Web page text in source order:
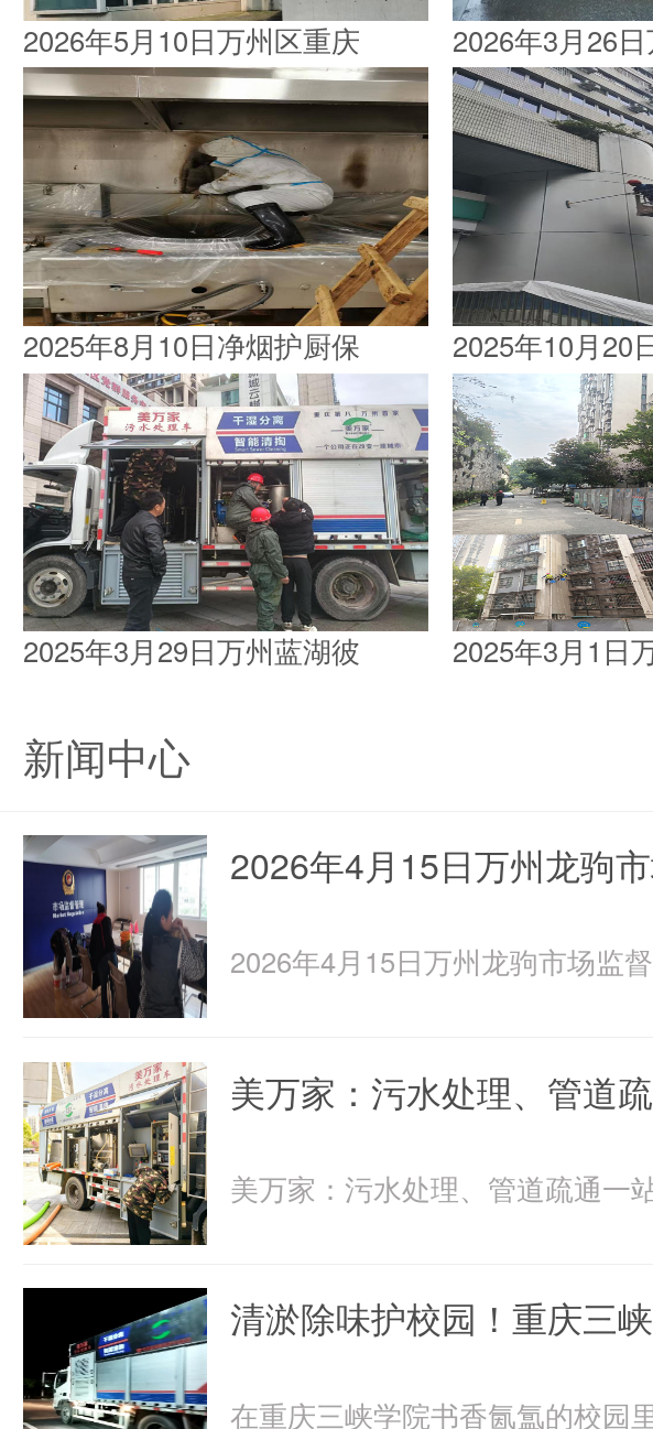
2026年5月10日万州区重庆 2026年3月26
2025年8月10日净烟护厨保 2025年10月20
2025年3月29日万州蓝湖彼 2025年3月1日
新闻中心
2026年4月15日万州龙驹
美万家：污水处理、管道
清淤除味护校园！重庆三